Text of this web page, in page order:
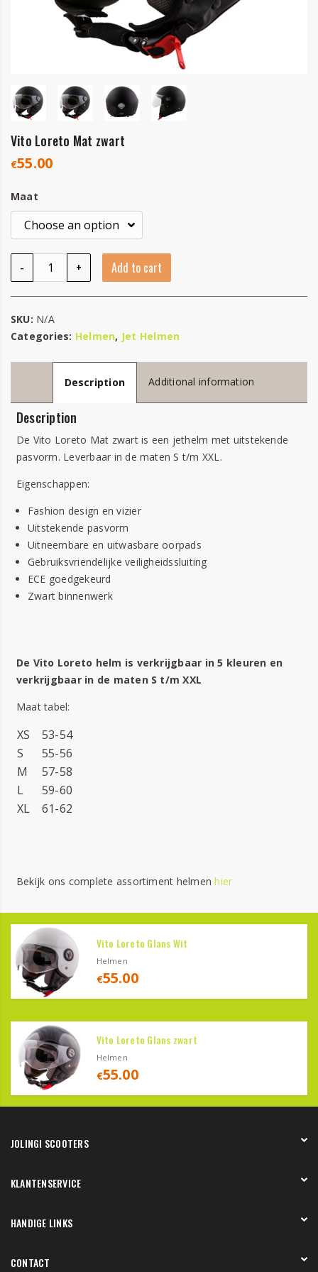
Vito Loreto Mat zwart
€55.00
Maat
-
Vito Loreto Mat zwart quantity
+ Add to cart
SKU: N/A
Categories: Helmen, Jet Helmen
Description Additional information
Description
De Vito Loreto Mat zwart is een jethelm met uitstekende
pasvorm. Leverbaar in de maten S t/m XXL.
Eigenschappen:
Fashion design en vizier
Uitstekende pasvorm
Uitneembare en uitwasbare oorpads
Gebruiksvriendelijke veiligheidssluiting
ECE goedgekeurd
Zwart binnenwerk
De Vito Loreto helm is verkrijgbaar in 5 kleuren en
verkrijgbaar in de maten S t/m XXL
Maat tabel:
XS
53-54
S
55-56
M
57-58
L
59-60
XL
61-62
Bekijk ons complete assortiment helmenhier
Vito Loreto Glans Wit
Helmen
€55.00
Vito Loreto Glans zwart
Helmen
€55.00
JOLINGI SCOOTERS
Onze showroom
KLANTENSERVICE
Verzending en bezorging
Bedenktermijn
HANDIGE LINKS
Werkplaats
CONTACT